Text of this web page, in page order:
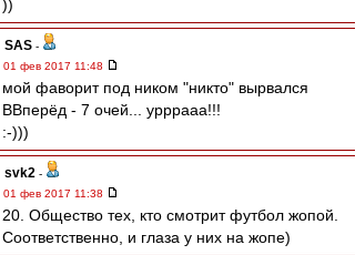
))
SAS -
01 фев 2017 11:48
мой фаворит под ником "никто" вырвался
ВВперёд - 7 очей... урррааа!!!
:-)))
svk2 -
01 фев 2017 11:38
20. Общество тех, кто смотрит футбол жопой.
Соответственно, и глаза у них на жопе)